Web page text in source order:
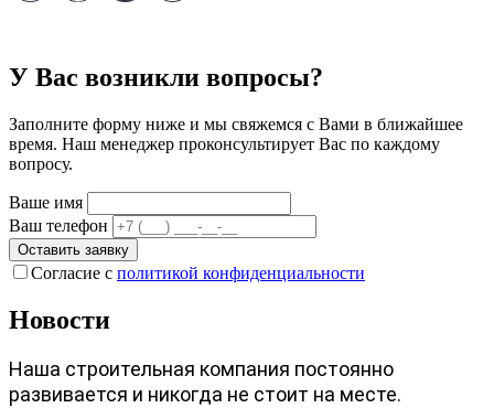
У Вас возникли вопросы?
Заполните форму ниже и мы свяжемся с Вами в ближайшее
время. Наш менеджер проконсультирует Вас по каждому
вопросу.
Ваше имя
Ваш телефон
Оставить заявку
Согласие с политикой конфиденциальности
Новости
Наша строительная компания постоянно
развивается и никогда не стоит на месте.